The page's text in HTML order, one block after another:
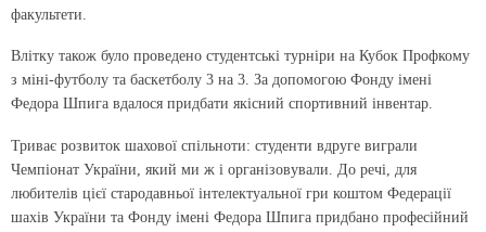
факультети.
Влітку також було проведено студентські турніри на Кубок Профкому
з міні-футболу та баскетболу 3 на 3. За допомогою Фонду імені
Федора Шпига вдалося придбати якісний спортивний інвентар.
Триває розвиток шахової спільноти: студенти вдруге виграли
Чемпіонат України, який ми ж і організовували. До речі, для
любителів цієї стародавньої інтелектуальної гри коштом Федерації
шахів України та Фонду імені Федора Шпига придбано професійний